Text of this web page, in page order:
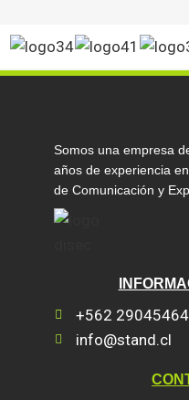
Somos una empresa
años de experiencia
de Comunicación y
+562 29045464
info@stand.cl